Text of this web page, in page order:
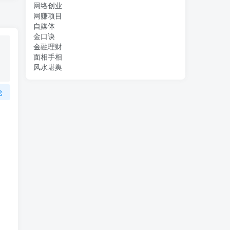
网络创业
网赚项目
自媒体
金口诀
金融理财
面相手相
风水堪舆